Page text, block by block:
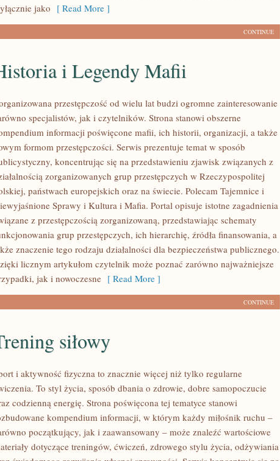
jako [ Read More ]
CONTINUE
i Legendy Mafii
przestępczość od wielu lat budzi ogromne zainteresowanie
specjalistów, jak i czytelników. Strona stanowi obszerne
informacji poświęcone mafii, ich historii, organizacji, a także
formom przestępczości. Serwis prezentuje temat w sposób
koncentrując się na przedstawieniu zjawisk związanych z
zorganizowanych grup przestępczych w Rzeczypospolitej
państwach europejskich oraz na świecie. Polecam Tajemnice i
Sprawy i Kultura i Mafia. Portal opisuje istotne zagadnienia
z przestępczością zorganizowaną, przedstawiając schematy
grup przestępczych, ich hierarchię, źródła finansowania, a
znaczenie tego rodzaju działalności dla bezpieczeństwa publicznego.
licznym artykułom czytelnik może poznać zarówno najważniejsze
jak i nowoczesne [ Read More ]
CONTINUE
siłowy
i aktywność fizyczna to znacznie więcej niż tylko regularne
To styl życia, sposób dbania o zdrowie, dobre samopoczucie
codzienną energię. Strona poświęcona tej tematyce stanowi
kompendium informacji, w którym każdy miłośnik ruchu –
początkujący, jak i zaawansowany – może znaleźć wartościowe
dotyczące treningów, ćwiczeń, zdrowego stylu życia, odżywiania